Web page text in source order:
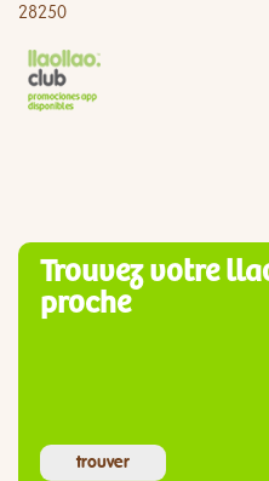
28250
Trouvez votre
proche
trouver